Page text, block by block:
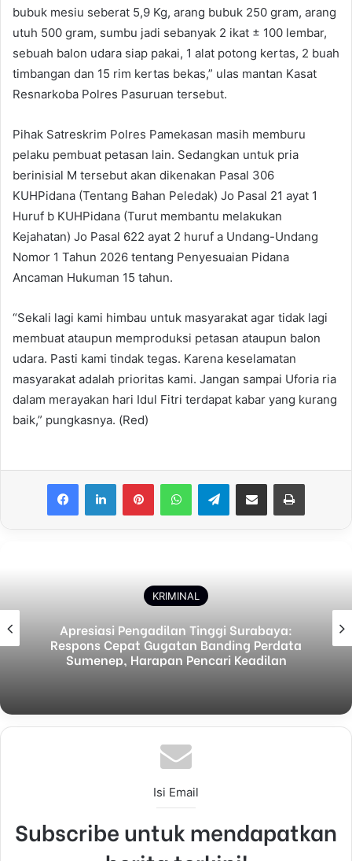
bubuk mesiu seberat 5,9 Kg, arang bubuk 250 gram, arang
utuh 500 gram, sumbu jadi sebanyak 2 ikat ± 100 lembar,
sebuah balon udara siap pakai, 1 alat potong kertas, 2 buah
timbangan dan 15 rim kertas bekas,” ulas mantan Kasat
Resnarkoba Polres Pasuruan tersebut.
Pihak Satreskrim Polres Pamekasan masih memburu
pelaku pembuat petasan lain. Sedangkan untuk pria
berinisial M tersebut akan dikenakan Pasal 306
KUHPidana (Tentang Bahan Peledak) Jo Pasal 21 ayat 1
Huruf b KUHPidana (Turut membantu melakukan
Kejahatan) Jo Pasal 622 ayat 2 huruf a Undang-Undang
Nomor 1 Tahun 2026 tentang Penyesuaian Pidana
Ancaman Hukuman 15 tahun.
“Sekali lagi kami himbau untuk masyarakat agar tidak lagi
membuat ataupun memproduksi petasan ataupun balon
udara. Pasti kami tindak tegas. Karena keselamatan
masyarakat adalah prioritas kami. Jangan sampai Uforia ria
dalam merayakan hari Idul Fitri terdapat kabar yang kurang
baik,” pungkasnya. (Red)
Telegram
KRIMINAL
Apresiasi Pengadilan Tinggi Surabaya:
Respons Cepat Gugatan Banding Perdata
Sumenep, Harapan Pencari Keadilan
Isi Email
Subscribe untuk mendapatkan